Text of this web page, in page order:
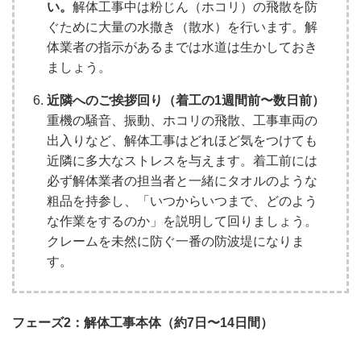
い。 解体工事中は粉じん（ホコリ）の飛散を防
ぐために大量の水撒き（散水）を行います。解
体業者の指示があるまでは水道は生かしておき
ましょう。
近隣へのご挨拶回り（着工の1週間前〜数日前）
重機の騒音、振動、ホコリの飛散、工事車両の
出入りなど、解体工事はどれほど気をつけても
近隣に多大なストレスを与えます。着工前には
必ず解体業者の担当者と一緒にタオルのような
粗品を持参し、「いつからいつまで、どのよう
な作業をするのか」を説明して回りましょう。
クレームを未然に防ぐ一番の防波堤になりま
す。
フェーズ2：解体工事本体（約7日〜14日間）